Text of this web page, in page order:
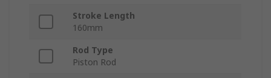
Stroke Length
160mm
Rod Type
Piston Rod